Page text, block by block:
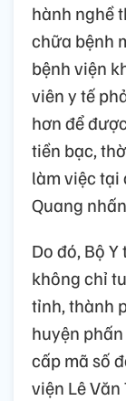
hành nghề
chữa bệnh
bệnh viện
viên y tế
hơn để
tiền bạc,
làm việc tại
Quang
Do đó, Bộ
không chỉ
tỉnh, thành
huyện
cấp mã số
viện Lê